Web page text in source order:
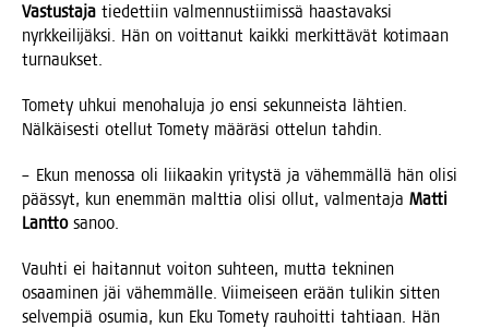
Vas­tus­ta­ja tie­det­tiin val­men­nus­tii­mis­sä haas­ta­vak­si
nyrk­kei­li­jäk­si. Hän on voit­ta­nut kaik­ki mer­kit­tä­vät koti­maan
turnaukset.
Tome­ty uhkui meno­ha­lu­ja jo ensi sekun­neis­ta läh­tien.
Näl­käi­ses­ti otel­lut Tome­ty mää­rä­si otte­lun tahdin.
– Ekun menos­sa oli lii­kaa­kin yri­tys­tä ja vähem­mäl­lä hän oli­si
pääs­syt, kun enem­män malt­tia oli­si ollut, val­men­ta­ja Mat­ti
Lant­tosanoo.
Vauh­ti ei hai­tan­nut voi­ton suh­teen, mut­ta tek­ni­nen
osaa­mi­nen jäi vähem­mäl­le. Vii­mei­seen erään tuli­kin sit­ten
sel­vem­piä osu­mia, kun Eku Tome­ty rau­hoit­ti tah­ti­aan. Hän